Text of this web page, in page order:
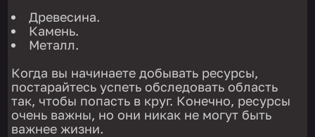
Древесина.
Камень.
Металл.
Когда вы начинаете добывать ресурсы,
постарайтесь успеть обследовать область
так, чтобы попасть в круг. Конечно, ресурсы
очень важны, но они никак не могут быть
важнее жизни.